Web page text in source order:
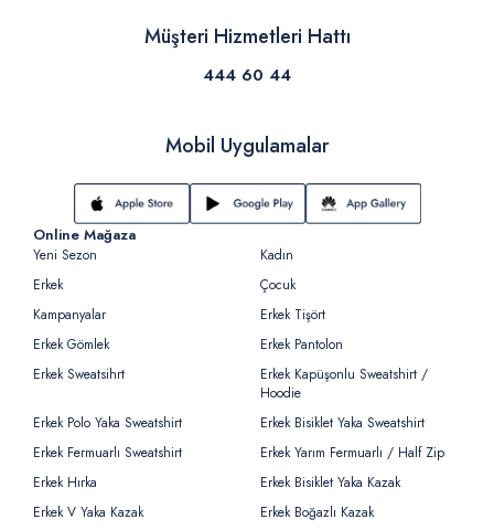
Müşteri Hizmetleri Hattı
444 60 44
Mobil Uygulamalar
Online Mağaza
Yeni Sezon
Kadın
Erkek
Çocuk
Kampanyalar
Erkek Tişört
Erkek Gömlek
Erkek Pantolon
Erkek Sweatsihrt
Erkek Kapüşonlu Sweatshirt /
Hoodie
Erkek Polo Yaka Sweatshirt
Erkek Bisiklet Yaka Sweatshirt
Erkek Fermuarlı Sweatshirt
Erkek Yarım Fermuarlı / Half Zip
Erkek Hırka
Erkek Bisiklet Yaka Kazak
Erkek V Yaka Kazak
Erkek Boğazlı Kazak